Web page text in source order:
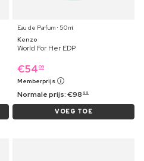
Eau de Parfum ⋅ 50 ml
Kenzo
World For Her EDP
€54 09
Memberprijs
Normale prijs:€98 99
VOEG TOE